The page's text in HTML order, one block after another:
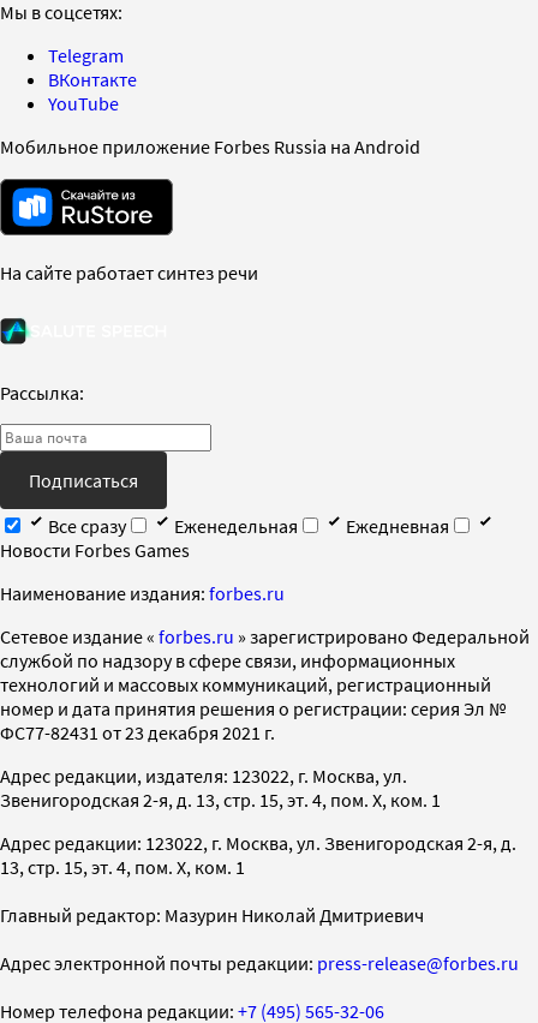
Мы в соцсетях:
Telegram
ВКонтакте
YouTube
Мобильное приложение Forbes Russia на Android
На сайте работает синтез речи
Рассылка:
Подписаться
Все сразу
Еженедельная
Ежедневная
Новости Forbes Games
Наименование издания: forbes.ru
Cетевое издание « forbes.ru » зарегистрировано Федеральной
службой по надзору в сфере связи, информационных
технологий и массовых коммуникаций, регистрационный
номер и дата принятия решения о регистрации: серия Эл №
ФС77-82431 от 23 декабря 2021 г.
Адрес редакции, издателя: 123022, г. Москва, ул.
Звенигородская 2-я, д. 13, стр. 15, эт. 4, пом. X, ком. 1
Адрес редакции: 123022, г. Москва, ул. Звенигородская 2-я, д.
13, стр. 15, эт. 4, пом. X, ком. 1
Главный редактор: Мазурин Николай Дмитриевич
Адрес электронной почты редакции: press-release@forbes.ru
Номер телефона редакции: +7 (495) 565-32-06